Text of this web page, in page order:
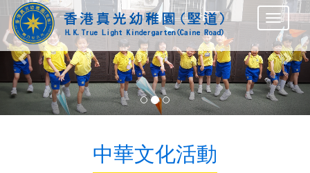
Previous
中華文化活動